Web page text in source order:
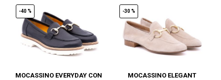
-40 %
MOCASSINO EVERYDAY CON
-30 %
MOCASSINO ELEGANT